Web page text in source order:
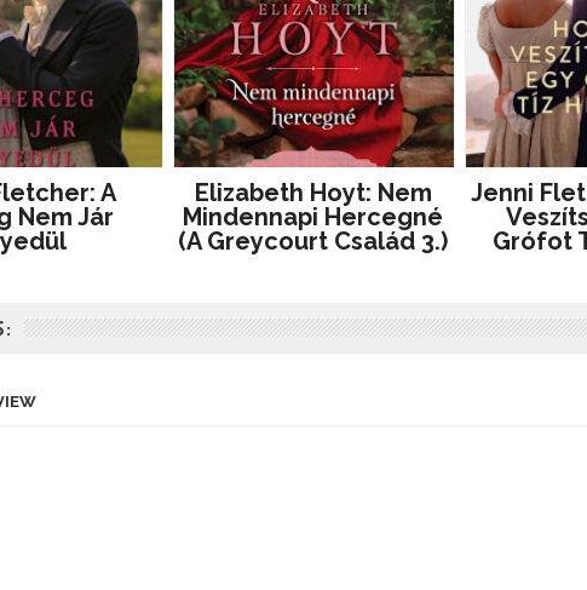
A
Nem Jár
Elizabeth Hoyt: Nem
Mindennapi Hercegné
(A Greycourt Család 3.)
Jenni
Grófot